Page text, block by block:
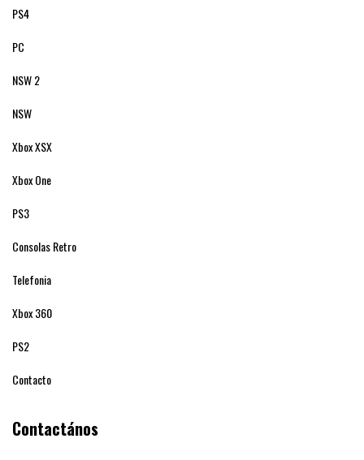
PS4
PC
NSW 2
NSW
Xbox XSX
Xbox One
PS3
Consolas Retro
Telefonia
Xbox 360
PS2
Contacto
Contactános